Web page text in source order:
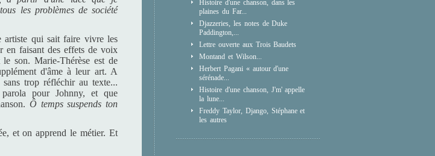
Histoire d'une chanson, dans les
plaines du Far...
Djazzeries, les notes de Duke
Paddington,...
Lettre ouverte aux Trois Baudets
Montand et Wilson...
Herbert Pagani « autour d'une
sérénade...
Histoire d'une chanson, J'm' appelle
la lune...
Freddy Taylor, Django, Stéphane et
les autres
les problèmes de société
artiste qui sait faire vivre les
en faisant des effets de voix
son. Marie-Thérèse est de
d'âme à leur art. A
trop réfléchir au texte...
pour Johnny, et que
Ô temps suspends ton
et on apprend le métier. Et